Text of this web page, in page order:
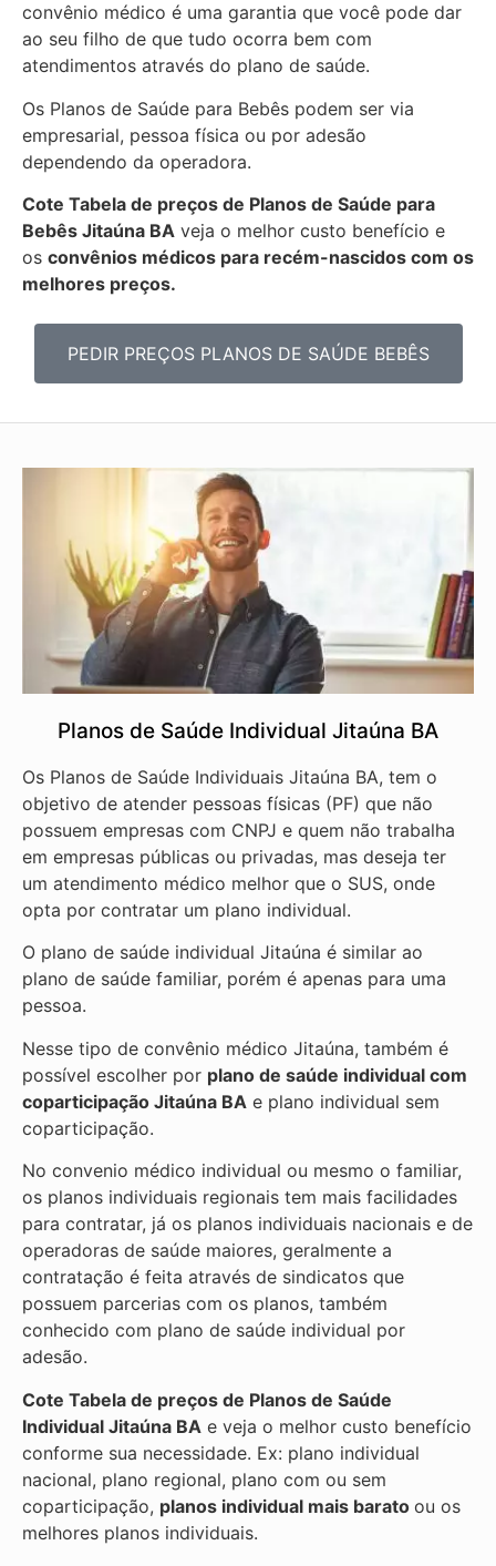
convênio médico é uma garantia que você pode dar
ao seu filho de que tudo ocorra bem com
atendimentos através do plano de saúde.
Os Planos de Saúde para Bebês podem ser via
empresarial, pessoa física ou por adesão
dependendo da operadora.
Cote Tabela de preços de Planos de Saúde para
Bebês Jitaúna BA veja o melhor custo benefício e
os convênios médicos para recém-nascidos com os
melhores preços.
PEDIR PREÇOS PLANOS DE SAÚDE BEBÊS
Planos de Saúde Individual Jitaúna BA
Os Planos de Saúde Individuais Jitaúna BA, tem o
objetivo de atender pessoas físicas (PF) que não
possuem empresas com CNPJ e quem não trabalha
em empresas públicas ou privadas, mas deseja ter
um atendimento médico melhor que o SUS, onde
opta por contratar um plano individual.
O plano de saúde individual Jitaúna é similar ao
plano de saúde familiar, porém é apenas para uma
pessoa.
Nesse tipo de convênio médico Jitaúna, também é
possível escolher por plano de saúde individual com
coparticipação Jitaúna BA e plano individual sem
coparticipação.
No convenio médico individual ou mesmo o familiar,
os planos individuais regionais tem mais facilidades
para contratar, já os planos individuais nacionais e de
operadoras de saúde maiores, geralmente a
contratação é feita através de sindicatos que
possuem parcerias com os planos, também
conhecido com plano de saúde individual por
adesão.
Cote Tabela de preços de Planos de Saúde
Individual Jitaúna BA e veja o melhor custo benefício
conforme sua necessidade. Ex: plano individual
nacional, plano regional, plano com ou sem
coparticipação, planos individual mais barato ou os
melhores planos individuais.